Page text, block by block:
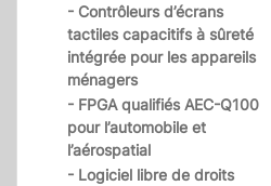
- Contrôleurs d’écrans
tactiles capacitifs à sûreté
intégrée pour les appareils
ménagers
- FPGA qualifiés AEC-Q100
pour l’automobile et
l’aérospatial
- Logiciel libre de droits